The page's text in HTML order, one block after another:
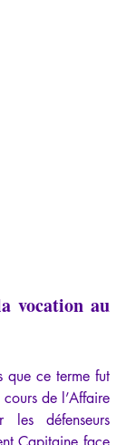
vocation au
que ce terme fut
de l’Affaire
les défenseurs